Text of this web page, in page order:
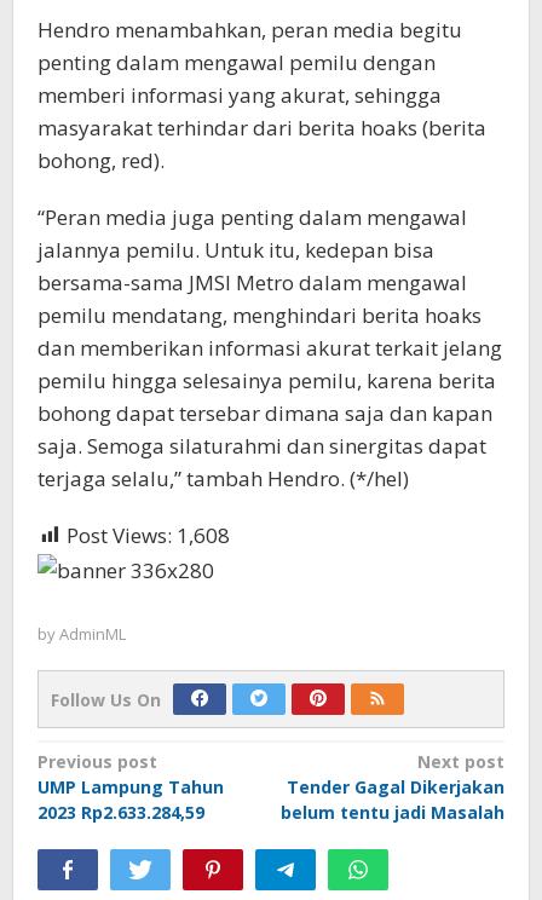
Hendro menambahkan, peran media begitu
penting dalam mengawal pemilu dengan
memberi informasi yang akurat, sehingga
masyarakat terhindar dari berita hoaks (berita
bohong, red).
“Peran media juga penting dalam mengawal
jalannya pemilu. Untuk itu, kedepan bisa
bersama-sama JMSI Metro dalam mengawal
pemilu mendatang, menghindari berita hoaks
dan memberikan informasi akurat terkait jelang
pemilu hingga selesainya pemilu, karena berita
bohong dapat tersebar dimana saja dan kapan
saja. Semoga silaturahmi dan sinergitas dapat
terjaga selalu,” tambah Hendro. (*/hel)
Post Views: 1,608
byAdminML
Follow Us On
Post
navigation
Previous post
UMP Lampung Tahun
2023 Rp2.633.284,59
Next post
Tender Gagal Dikerjakan
belum tentu jadi Masalah